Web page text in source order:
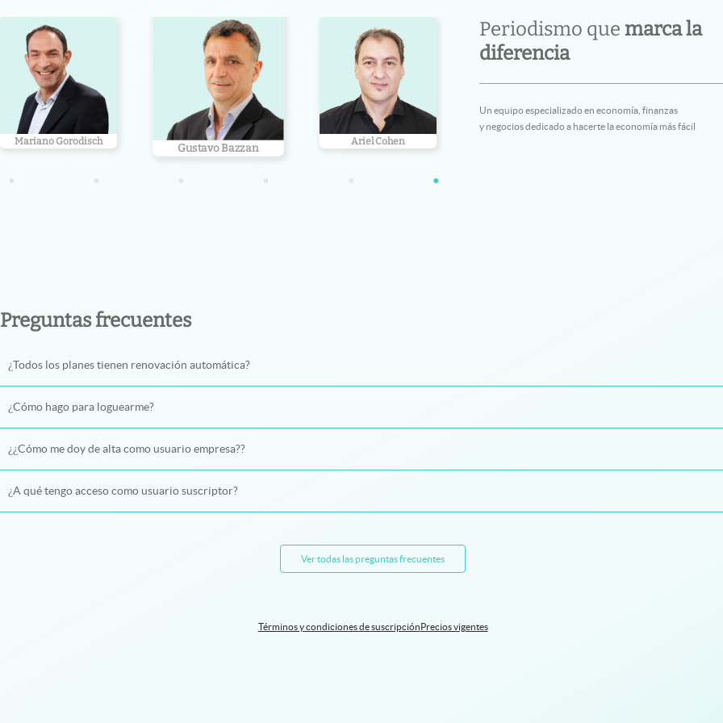
Mariano Gorodisch
Gustavo Bazzan
Ariel Cohen
•
Periodismo que marca la
diferencia
Un equipo especializado en economía, finanzas
y negocios dedicado a hacerte la economía más fácil
Preguntas frecuentes
¿Todos los planes tienen renovación automática?
¿Cómo hago para loguearme?
¿¿Cómo me doy de alta como usuario empresa??
¿A qué tengo acceso como usuario suscriptor?
Ver todas las preguntas frecuentes
Términos y condiciones de suscripciónPrecios vigentes